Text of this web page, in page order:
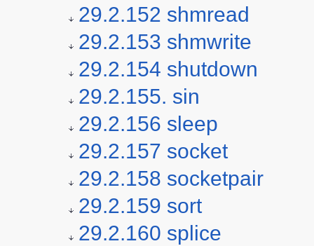
29.2.152 shmread
29.2.153 shmwrite
29.2.154 shutdown
29.2.155. sin
29.2.156 sleep
29.2.157 socket
29.2.158 socketpair
29.2.159 sort
29.2.160 splice